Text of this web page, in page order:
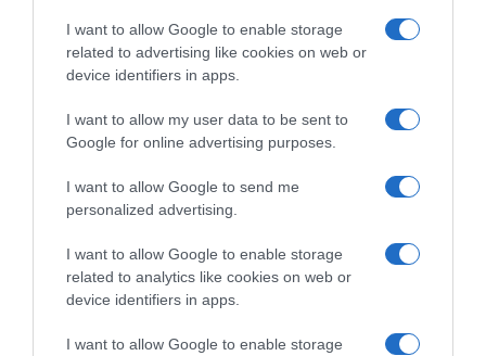
I want to allow Google to enable storage
related to advertising like cookies on web or
device identifiers in apps.
I want to allow my user data to be sent to
Google for online advertising purposes.
I want to allow Google to send me
personalized advertising.
I want to allow Google to enable storage
related to analytics like cookies on web or
device identifiers in apps.
I want to allow Google to enable storage
2026-08-07.
Túlzott félelem a közös jövőtől – hogyan kerüld el egy új